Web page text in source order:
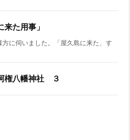
た用事」
に伺いました。「屋久島に来た、す
権八幡神社 ３